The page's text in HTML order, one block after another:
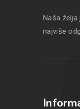
Naša
najviše